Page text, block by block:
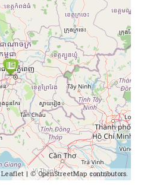
Leaflet| ©OpenStreetMapcontributors.